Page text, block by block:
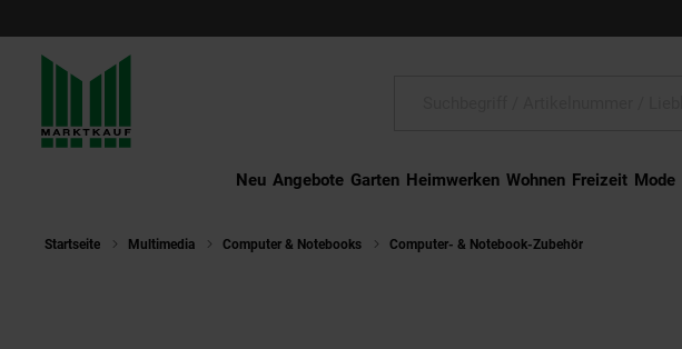
Neu Angebote Garten Heimwerken Wohnen Freizeit Mode
Startseite Multimedia Computer & Notebooks Computer- & Notebook-Zubehör